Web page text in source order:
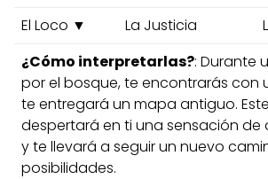
El Loco ▼
La Justicia
¿Cómo interpretarlas?: Durante
por el bosque, te encontrarás con
te entregará un mapa antiguo.
despertará en ti una sensación de
y te llevará a seguir un nuevo
posibilidades.